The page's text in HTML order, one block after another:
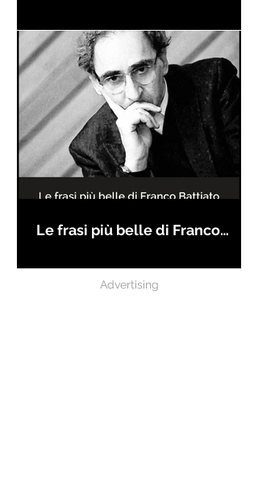
Le frasi più belle di Franco
Advertising